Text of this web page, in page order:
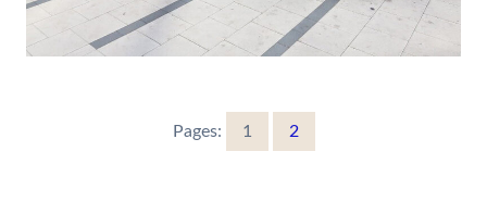
Pages: 1 2